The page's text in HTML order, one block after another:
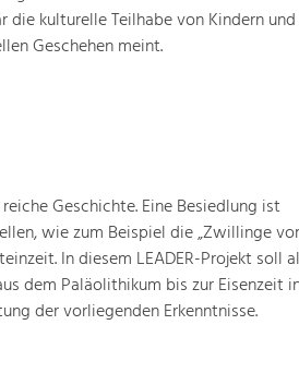
die kulturelle Teilhabe von Kindern und
Geschehen meint.
Geschichte. Eine Besiedlung ist
wie zum Beispiel die „Zwillinge
In diesem LEADER-Projekt soll
dem Paläolithikum bis zur Eisenzeit
der vorliegenden Erkenntnisse.